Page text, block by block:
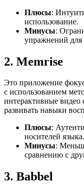
Плюсы:
использование.
Минусы:
упражнений для
2. Memrise
Это приложение
с использованием
интерактивные видео
развивать навыки
Плюсы:
носителей языка.
Минусы:
сравнению с
3. Babbel